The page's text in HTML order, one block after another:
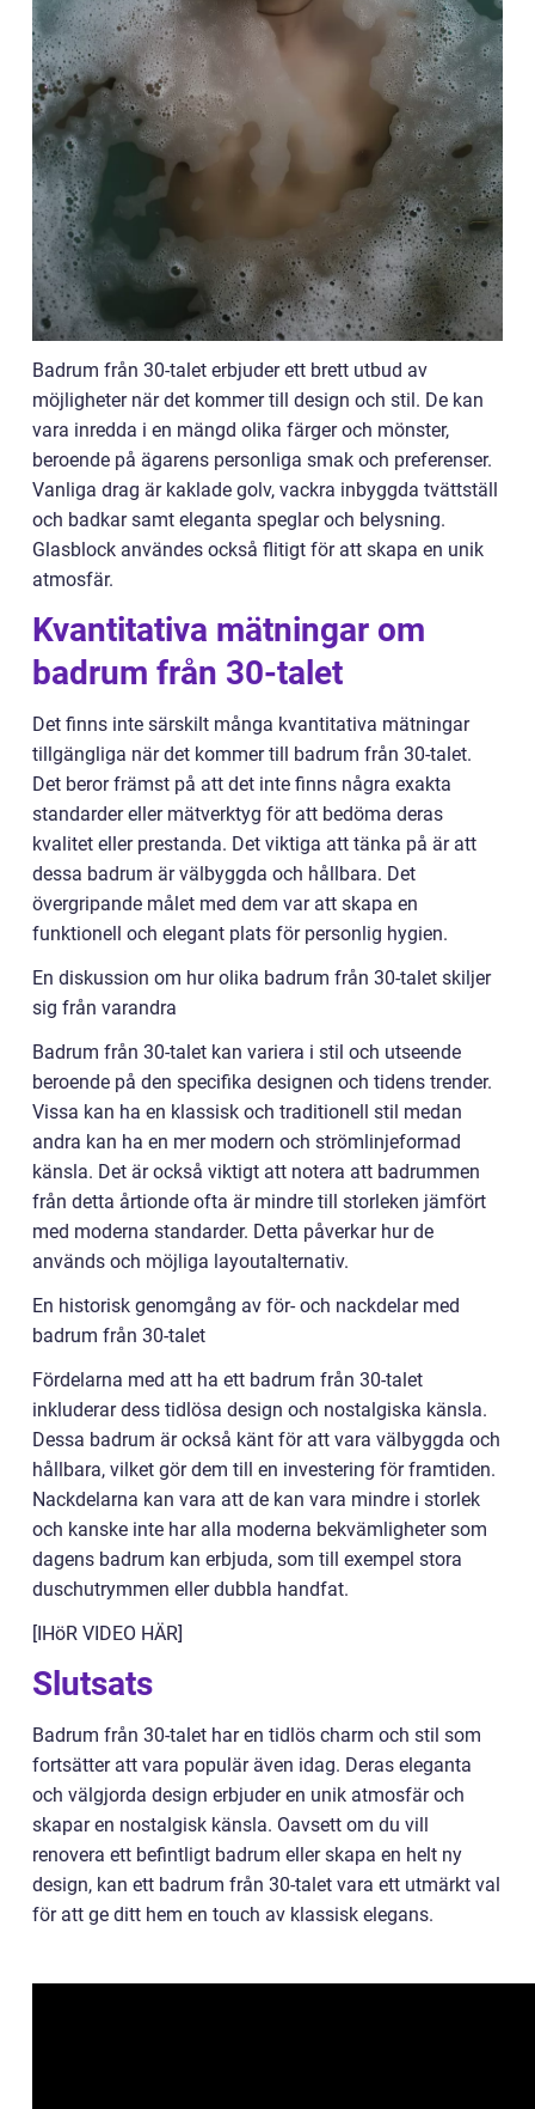
Badrum från 30-talet erbjuder ett brett utbud av
möjligheter när det kommer till design och stil. De kan
vara inredda i en mängd olika färger och mönster,
beroende på ägarens personliga smak och preferenser.
Vanliga drag är kaklade golv, vackra inbyggda tvättställ
och badkar samt eleganta speglar och belysning.
Glasblock användes också flitigt för att skapa en unik
atmosfär.
Kvantitativa mätningar om
badrum från 30-talet
Det finns inte särskilt många kvantitativa mätningar
tillgängliga när det kommer till badrum från 30-talet.
Det beror främst på att det inte finns några exakta
standarder eller mätverktyg för att bedöma deras
kvalitet eller prestanda. Det viktiga att tänka på är att
dessa badrum är välbyggda och hållbara. Det
övergripande målet med dem var att skapa en
funktionell och elegant plats för personlig hygien.
En diskussion om hur olika badrum från 30-talet skiljer
sig från varandra
Badrum från 30-talet kan variera i stil och utseende
beroende på den specifika designen och tidens trender.
Vissa kan ha en klassisk och traditionell stil medan
andra kan ha en mer modern och strömlinjeformad
känsla. Det är också viktigt att notera att badrummen
från detta årtionde ofta är mindre till storleken jämfört
med moderna standarder. Detta påverkar hur de
används och möjliga layoutalternativ.
En historisk genomgång av för- och nackdelar med
badrum från 30-talet
Fördelarna med att ha ett badrum från 30-talet
inkluderar dess tidlösa design och nostalgiska känsla.
Dessa badrum är också känt för att vara välbyggda och
hållbara, vilket gör dem till en investering för framtiden.
Nackdelarna kan vara att de kan vara mindre i storlek
och kanske inte har alla moderna bekvämligheter som
dagens badrum kan erbjuda, som till exempel stora
duschutrymmen eller dubbla handfat.
[IHöR VIDEO HÄR]
Slutsats
Badrum från 30-talet har en tidlös charm och stil som
fortsätter att vara populär även idag. Deras eleganta
och välgjorda design erbjuder en unik atmosfär och
skapar en nostalgisk känsla. Oavsett om du vill
renovera ett befintligt badrum eller skapa en helt ny
design, kan ett badrum från 30-talet vara ett utmärkt val
för att ge ditt hem en touch av klassisk elegans.